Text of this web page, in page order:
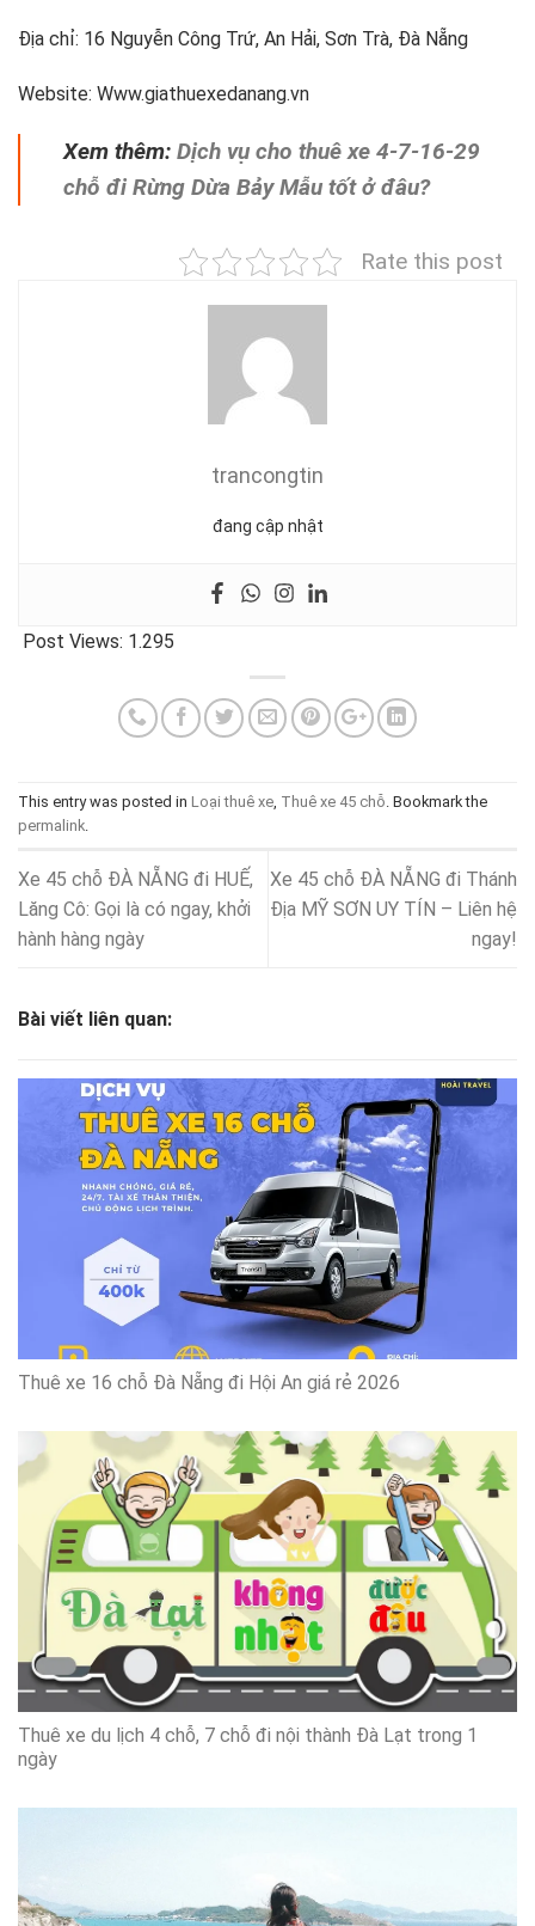
Địa chỉ: 16 Nguyễn Công Trứ, An Hải, Sơn Trà, Đà Nẵng
Website: Www.giathuexedanang.vn
Xem thêm: Dịch vụ cho thuê xe 4-7-16-29
chỗ đi Rừng Dừa Bảy Mẫu tốt ở đâu?
Rate this post
trancongtin
đang cập nhật
Post Views: 1.295
This entry was posted in Loại thuê xe, Thuê xe 45 chỗ. Bookmark the
permalink.
Xe 45 chỗ ĐÀ NẴNG đi HUẾ,
Lăng Cô: Gọi là có ngay, khởi
hành hàng ngày
Xe 45 chỗ ĐÀ NẴNG đi Thánh
Địa MỸ SƠN UY TÍN – Liên hệ
ngay!
Bài viết liên quan:
Thuê xe 16 chỗ Đà Nẵng đi Hội An giá rẻ 2026
Thuê xe du lịch 4 chỗ, 7 chỗ đi nội thành Đà Lạt trong 1
ngày